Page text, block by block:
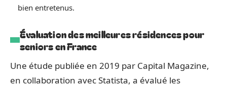
bien entretenus.
Évaluation des meilleures résidences pour
seniors en France
Une étude publiée en 2019 par Capital Magazine,
en collaboration avec Statista, a évalué les